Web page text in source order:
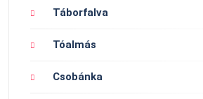
Táborfalva
Tóalmás
Csobánka